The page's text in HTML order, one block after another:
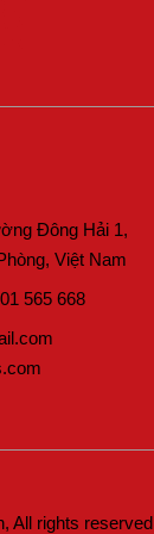
Đông Hải 1,
Việt Nam
565 668
All rights reserved